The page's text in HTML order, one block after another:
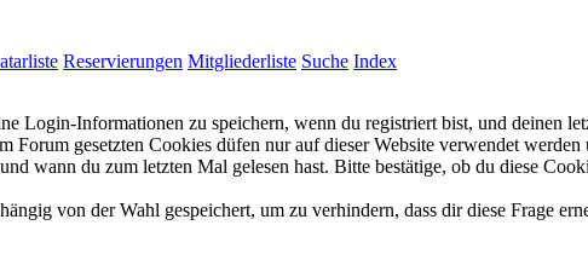
Reservierungen Mitgliederliste Suche Index
Login-Informationen zu speichern, wenn du registriert bist, und deinen
Forum gesetzten Cookies düfen nur auf dieser Website verwendet
wann du zum letzten Mal gelesen hast. Bitte bestätige, ob du diese
von der Wahl gespeichert, um zu verhindern, dass dir diese Frage